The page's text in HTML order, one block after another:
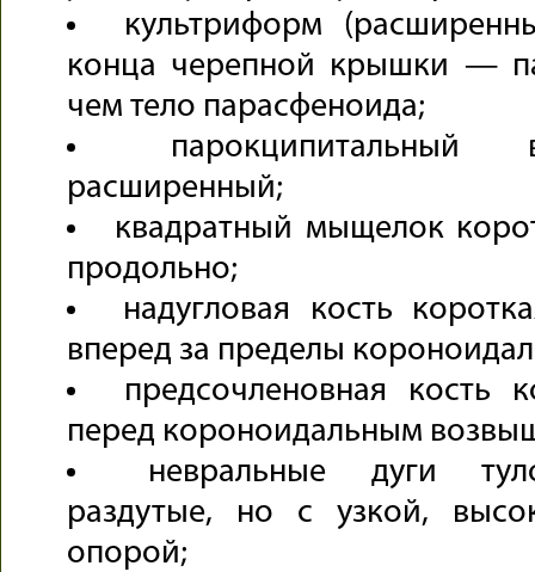
культриформ
конца черепной крышки —
чем тело парасфеноида;
парокципитальный
расширенный;
квадратный мыщелок
продольно;
надугловая кость
вперед за пределы
предсочленовная кость
перед короноидальным
невральные дуги
раздутые, но с узкой,
опорой;